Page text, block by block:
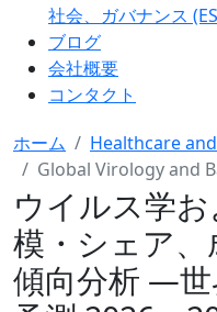
社会、ガバナンス
ブログ
会社概要
コンタクト
ホーム
Healthcare
Global Virology and
ウイルス学
模・シェア
傾向分析 ―世